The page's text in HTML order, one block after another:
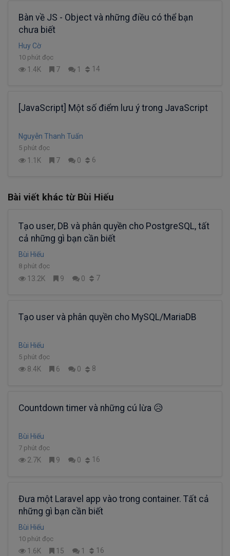
Bàn về JS - Object và những điều có thể bạn
chưa biết
Huy Cờ
10 phút đọc
1.4K 7 1 14
[JavaScript] Một số điểm lưu ý trong JavaScript
Nguyễn Thanh Tuấn
5 phút đọc
1.1K 7 0 6
Bài viết khác từ Bùi Hiếu
Tạo user, DB và phân quyền cho PostgreSQL, tất
cả những gì bạn cần biết
Bùi Hiếu
8 phút đọc
13.2K 9 0 7
Tạo user và phân quyền cho MySQL/MariaDB
Bùi Hiếu
5 phút đọc
8.4K 6 0 8
Countdown timer và những cú lừa 😥
Bùi Hiếu
7 phút đọc
2.7K 9 0 16
Đưa một Laravel app vào trong container. Tất cả
những gì bạn cần biết
Bùi Hiếu
10 phút đọc
1.6K 15 1 16